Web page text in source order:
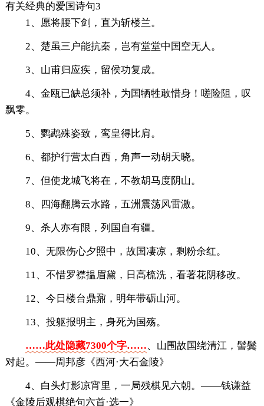
有关经典的爱国诗句3
1、愿将腰下剑，直为斩楼兰。
2、楚虽三户能抗秦，岂有堂堂中国空无人。
3、山甫归应疾，留侯功复成。
4、金瓯已缺总须补，为国牺牲敢惜身！嗟险阻，叹
飘零。
5、鹦鹉殊姿致，鸾皇得比肩。
6、都护行营太白西，角声一动胡天晓。
7、但使龙城飞将在，不教胡马度阴山。
8、四海翻腾云水路，五洲震荡风雷激。
9、杀人亦有限，列国自有疆。
10、无限伤心夕照中，故国凄凉，剩粉余红。
11、不惜罗襟揾眉黛，日高梳洗，看著花阴移改。
12、今日楼台鼎鼐，明年带砺山河。
13、投躯报明主，身死为国殇。
……此处隐藏7300个字……、山围故国绕清江，髻鬓
对起。——周邦彦《西河·大石金陵》
4、白头灯影凉宵里，一局残棋见六朝。——钱谦益
《金陵后观棋绝句六首·选一》